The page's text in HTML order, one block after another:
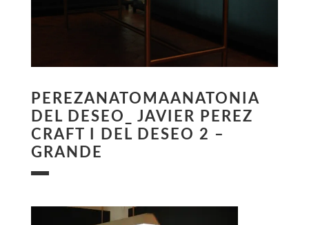
PEREZANATOMAANATONIA
DEL DESEO_ JAVIER PEREZ
CRAFT I DEL DESEO 2 –
GRANDE